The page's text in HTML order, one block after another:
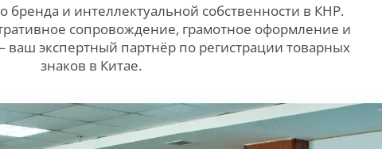
бренда и интеллектуальной собственности в КНР.
сопровождение, грамотное оформление и
экспертный партнёр по регистрации товарных
знаков в Китае.